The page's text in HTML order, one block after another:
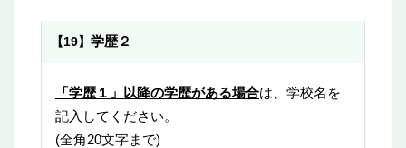
【19】 学歴２
「学歴１」以降の学歴がある場合は、学校名を
記入してください。
(全角20文字まで)